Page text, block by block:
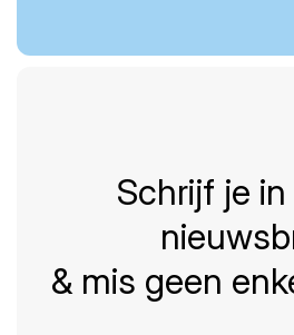
Schrijf je
& mis geen